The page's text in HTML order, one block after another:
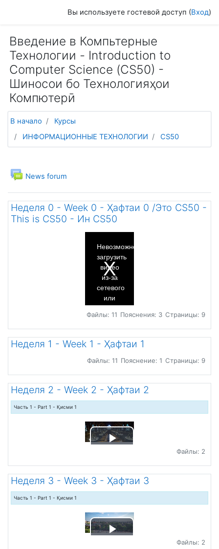
Вы используете гостевой доступ (Вход)
Введение в Компьтерные
Технологии - Introduction to
Computer Science (СS50) -
Шиносои бо Технологияҳои
Компютерӣ
В начало
Курсы
ИНФОРМАЦИОННЫЕ ТЕХНОЛОГИИ
CS50
Тематический план
ОбщееNews forum
Форум
Неделя 0 - Week 0 - Ҳафтаи 0 /Это CS50 -
This is CS50 - Ин CS50
modalНевозможно
загрузить
видео
из-за
сетевого
или
сбоя
либо
формат
не
поддерживается.
Файлы: 11 Пояснения: 3 Страницы: 9
Неделя 1 - Week 1 - Ҳафтаи 1
Файлы: 11 Пояснение: 1 Страницы: 9
Неделя 2 - Week 2 - Ҳафтаи 2
Часть 1 - Part 1 - Қисми 1
Воспроизвести
видео
Файлы: 2
Неделя 3 - Week 3 - Ҳафтаи 3
Часть 1 - Part 1 - Қисми 1
Воспроизвести
Файлы: 2